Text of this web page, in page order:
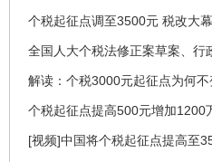
个税起征点调至3500元 税改大
全国人大个税法修正案草案、行
解读：个税3000元起征点为何不
个税起征点提高500元增加1200
[视频]中国将个税起征点提高至